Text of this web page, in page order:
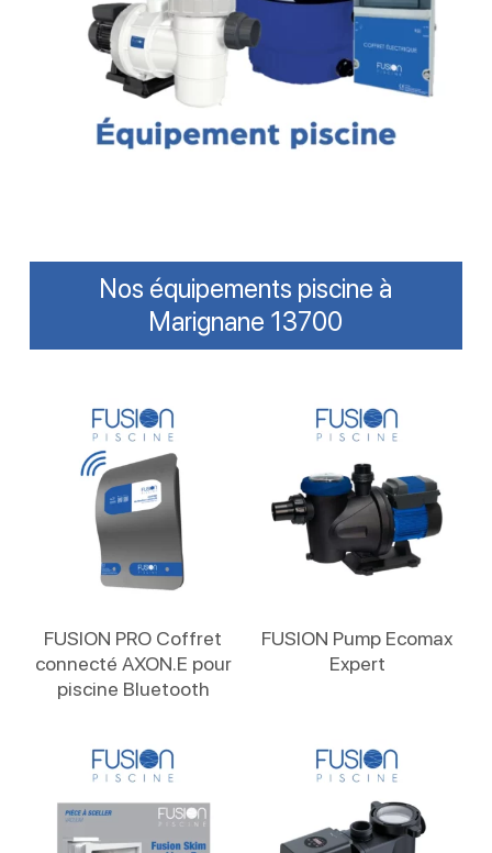
Nos équipements piscine à
Marignane 13700
FUSION PRO Coffret
connecté AXON.E pour
piscine Bluetooth
FUSION Pump Ecomax
Expert